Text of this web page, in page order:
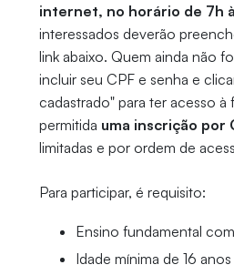
internet, no horário de 7h
interessados deverão
link abaixo. Quem ainda não
incluir seu CPF e senha e
cadastrado" para ter acesso à
permitida uma inscrição por
limitadas e por ordem de
Para participar, é requisito:
Ensino fundamental
Idade mínima de 16 anos